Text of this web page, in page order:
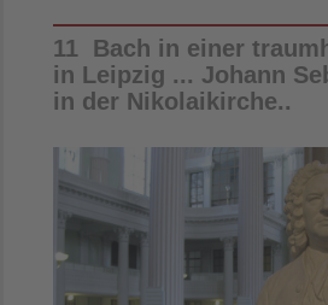
11 Bach in einer
in Leipzig ... Johann
in der Nikolaikirche..